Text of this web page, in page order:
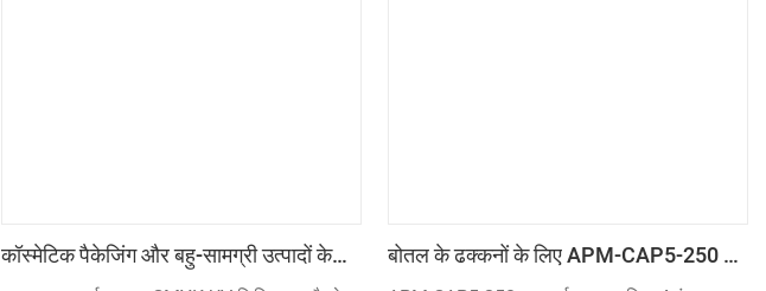
कॉस्मेटिक पैकेजिंग और बहु-सामग्री उत्पादों के
बोतल के ढक्कनों के लिए APM-CAP5-250 4-